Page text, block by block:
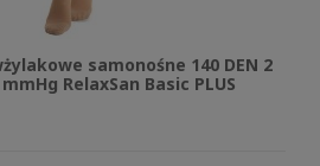
samonośne 140 DEN 2
RelaxSan Basic PLUS